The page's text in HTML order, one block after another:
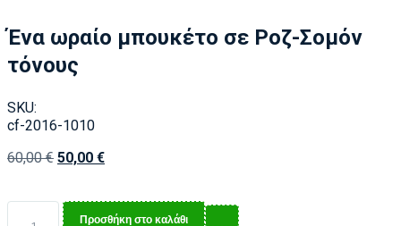
Ένα ωραίο μπουκέτο σε Ροζ-Σομόν
τόνους
SKU:
cf-2016-1010
60,00€ 50,00 €
Προσθήκη στο καλάθι